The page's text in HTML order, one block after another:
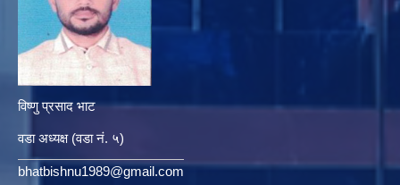
विष्णु प्रसाद भाट
वडा अध्यक्ष (वडा नं. ५)
bhatbishnu1989@gmail.com